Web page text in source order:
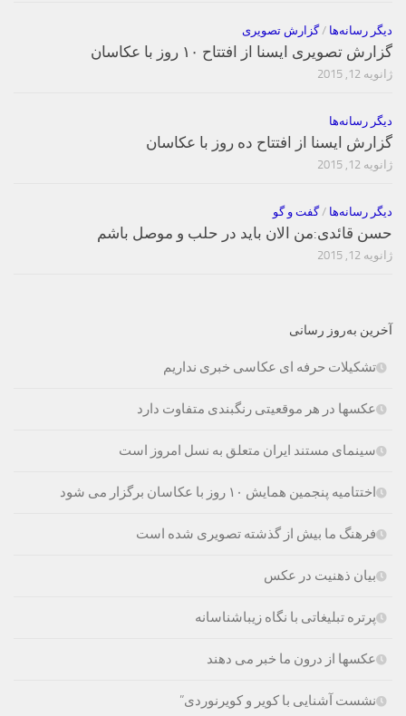
دیگر رسانه‌ها /گزارش تصویری
گزارش تصویری ایسنا از افتتاح ۱۰ روز با عکاسان
ژانویه 12, 2015
دیگر رسانه‌ها
گزارش ایسنا از افتتاح ده روز با عکاسان
ژانویه 12, 2015
دیگر رسانه‌ها /گفت و گو
حسن قائدی:من الان باید در حلب و موصل باشم
ژانویه 12, 2015
آخرین به‌روز رسانی
تشکیلات حرفه ای عکاسی خبری نداریم
عکسها در هر موقعیتی رنگبندی متفاوت دارد
سینمای مستند ایران متعلق به نسل امروز است
اختتامیه پنجمین همایش ۱۰ روز با عکاسان برگزار می شود
فرهنگ ما بیش از گذشته تصویری شده است
بیان ذهنیت در عکس
پرتره تبلیغاتی با نگاه زیباشناسانه
عکسها از درون ما خبر می دهند
نشست آشنایی با کویر و کویرنوردی”